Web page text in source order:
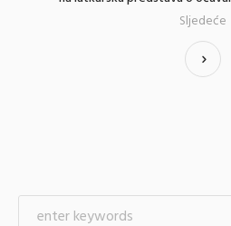
Sljedeće